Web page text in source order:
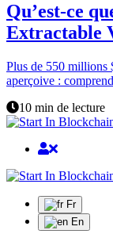
Qu’est-ce
Extractable
Plus de 550 millions
aperçoive :
10 min de lecture
Fr
En